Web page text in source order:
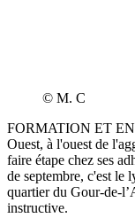
© M. C
FORMATION ET
Ouest, à l'ouest de
faire étape chez ses
de septembre, c'est le
quartier du Gour-de-
instructive.